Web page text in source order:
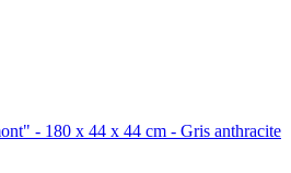
- 180 x 44 x 44 cm - Gris anthracite